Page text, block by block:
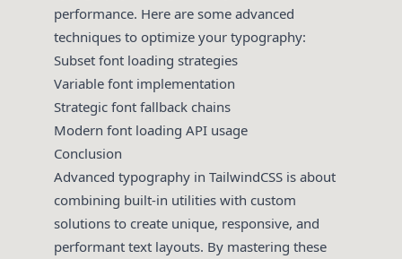
performance. Here are some advanced
techniques to optimize your typography:
Subset font loading strategies
Variable font implementation
Strategic font fallback chains
Modern font loading API usage
Conclusion
Advanced typography in TailwindCSS is about
combining built-in utilities with custom
solutions to create unique, responsive, and
performant text layouts. By mastering these